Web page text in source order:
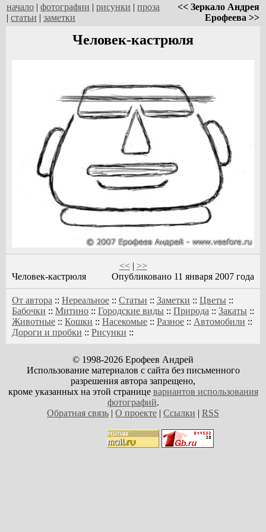
начало | фотографии | рисунки | проза
| статьи | заметки
<< Зеркало Андрея
Ерофеева >>
Человек-кастрюля
<<| >>
Человек-кастрюля
Опубликовано 11 января 2007 года
От автора :: Нереальное :: Статьи :: Заметки :: Цветы ::
Бабочки :: Митино :: Городские виды :: Природа :: Закаты ::
Животные :: Кошки :: Насекомые :: Разное :: Автомобили ::
Дороги и пробки :: Рисунки ::
© 1998-2026 Ерофеев Андрей
Использование материалов с сайта без письменного
разрешения автора запрещено,
кроме указанных на этой странице вариантов использования
фотографий.
Обратная связь | О проекте | Ссылки | RSS